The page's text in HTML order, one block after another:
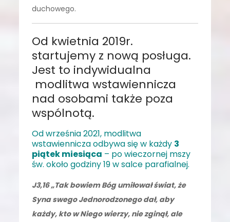
duchowego.
Od kwietnia 2019r.
startujemy z nową posługa.
Jest to indywidualna
modlitwa wstawiennicza
nad osobami także poza
wspólnotą.
Od września 2021, modlitwa
wstawiennicza odbywa się w każdy 3
piątek miesiąca – po wieczornej mszy
św. około godziny 19 w salce parafialnej.
J3,16 „Tak bowiem Bóg umiłował świat, że
Syna swego Jednorodzonego dał, aby
każdy, kto w Niego wierzy, nie zginął, ale